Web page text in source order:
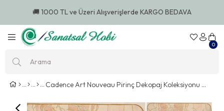
🚚 1000 TL ve Üzeri Alışverişlerde KARGO BEDAVA
0
Cadence Art Nouveau Pirinç Dekopaj Koleksiyonu An 05 60x84cm